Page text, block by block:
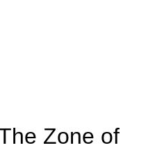
Zone of